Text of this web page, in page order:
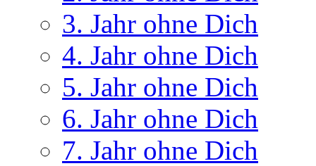
3. Jahr ohne Dich
4. Jahr ohne Dich
5. Jahr ohne Dich
6. Jahr ohne Dich
7. Jahr ohne Dich